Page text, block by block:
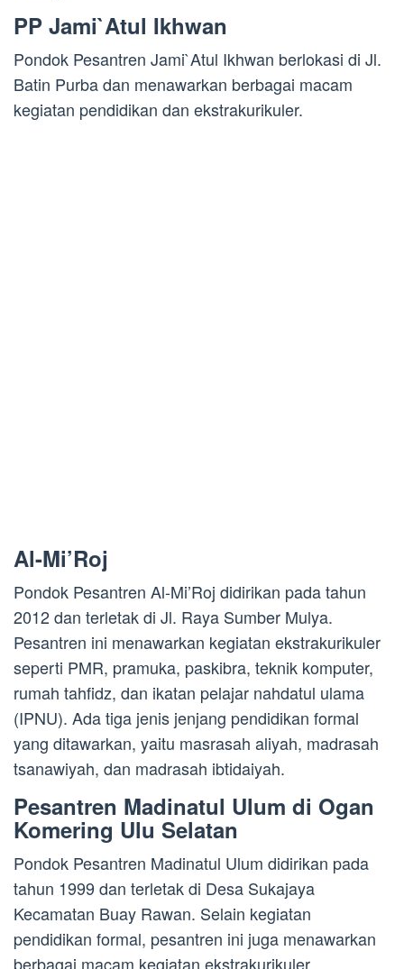
PP Jami`Atul Ikhwan
Pondok Pesantren Jami`Atul Ikhwan berlokasi di Jl.
Batin Purba dan menawarkan berbagai macam
kegiatan pendidikan dan ekstrakurikuler.
Al-Mi’Roj
Pondok Pesantren Al-Mi’Roj didirikan pada tahun
2012 dan terletak di Jl. Raya Sumber Mulya.
Pesantren ini menawarkan kegiatan ekstrakurikuler
seperti PMR, pramuka, paskibra, teknik komputer,
rumah tahfidz, dan ikatan pelajar nahdatul ulama
(IPNU). Ada tiga jenis jenjang pendidikan formal
yang ditawarkan, yaitu masrasah aliyah, madrasah
tsanawiyah, dan madrasah ibtidaiyah.
Pesantren Madinatul Ulum di Ogan
Komering Ulu Selatan
Pondok Pesantren Madinatul Ulum didirikan pada
tahun 1999 dan terletak di Desa Sukajaya
Kecamatan Buay Rawan. Selain kegiatan
pendidikan formal, pesantren ini juga menawarkan
berbagai macam kegiatan ekstrakurikuler.